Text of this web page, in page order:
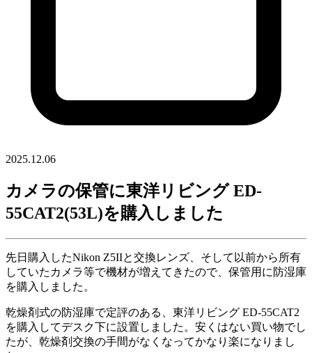
2025.12.06
カメラの保管に東洋リビング ED-
55CAT2(53L)を購入しました
先日購入したNikon Z5IIと交換レンズ、そして以前から所有
していたカメラ等で機材が増えてきたので、保管用に防湿庫
を購入しました。
乾燥剤式の防湿庫で定評のある、東洋リビング ED-55CAT2
を購入してデスク下に設置しました。安くはない買い物でし
たが、乾燥剤交換の手間がなくなってかなり楽になりまし